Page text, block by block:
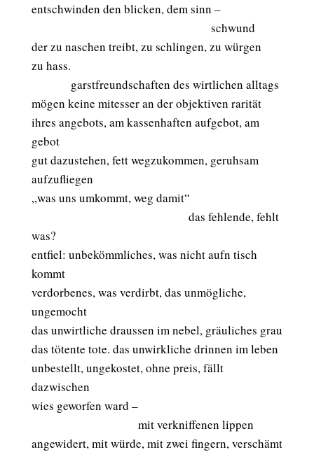
entschwinden den blicken, dem sinn –
schwund
der zu naschen treibt, zu schlingen, zu würgen
zu hass.
garstfreundschaften des wirtlichen alltags
mögen keine mitesser an der objektiven rarität
ihres angebots, am kassenhaften aufgebot, am
gebot
gut dazustehen, fett wegzukommen, geruhsam
aufzufliegen
„was uns umkommt, weg damit“
das fehlende, fehlt
was?
entfiel: unbekömmliches, was nicht aufn tisch
kommt
verdorbenes, was verdirbt, das unmögliche,
ungemocht
das unwirtliche draussen im nebel, gräuliches grau
das tötente tote. das unwirkliche drinnen im leben
unbestellt, ungekostet, ohne preis, fällt
dazwischen
wies geworfen ward –
mit verkniffenen lippen
angewidert, mit würde, mit zwei fingern, verschämt